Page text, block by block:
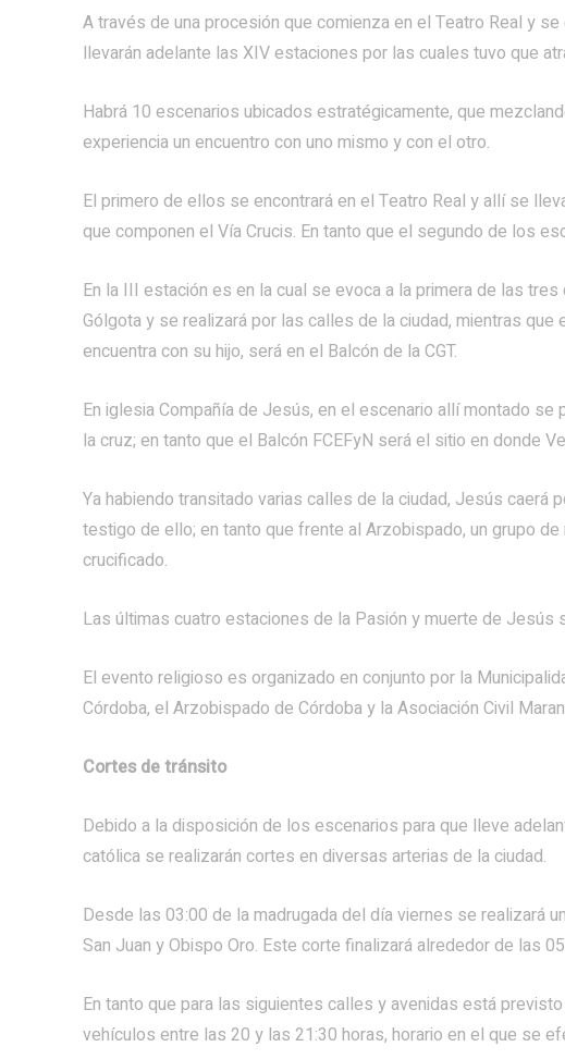
A través de una procesión que comienza en el Teatro Real y
llevarán adelante las XIV estaciones por las cuales tuvo que
Habrá 10 escenarios ubicados estratégicamente, que
experiencia un encuentro con uno mismo y con el otro.
El primero de ellos se encontrará en el Teatro Real y allí se
que componen el Vía Crucis. En tanto que el segundo de los
En la III estación es en la cual se evoca a la primera de las
Gólgota y se realizará por las calles de la ciudad, mientras
encuentra con su hijo, será en el Balcón de la CGT.
En iglesia Compañía de Jesús, en el escenario allí montado se
la cruz; en tanto que el Balcón FCEFyN será el sitio en donde
Ya habiendo transitado varias calles de la ciudad, Jesús caerá
testigo de ello; en tanto que frente al Arzobispado, un grupo
crucificado.
Las últimas cuatro estaciones de la Pasión y muerte de Jesús
El evento religioso es organizado en conjunto por la
Córdoba, el Arzobispado de Córdoba y la Asociación Civil
Cortes de tránsito
Debido a la disposición de los escenarios para que lleve
católica se realizarán cortes en diversas arterias de la ciudad.
Desde las 03:00 de la madrugada del día viernes se realizará
San Juan y Obispo Oro. Este corte finalizará alrededor de las
En tanto que para las siguientes calles y avenidas está
vehículos entre las 20 y las 21:30 horas, horario en el que se